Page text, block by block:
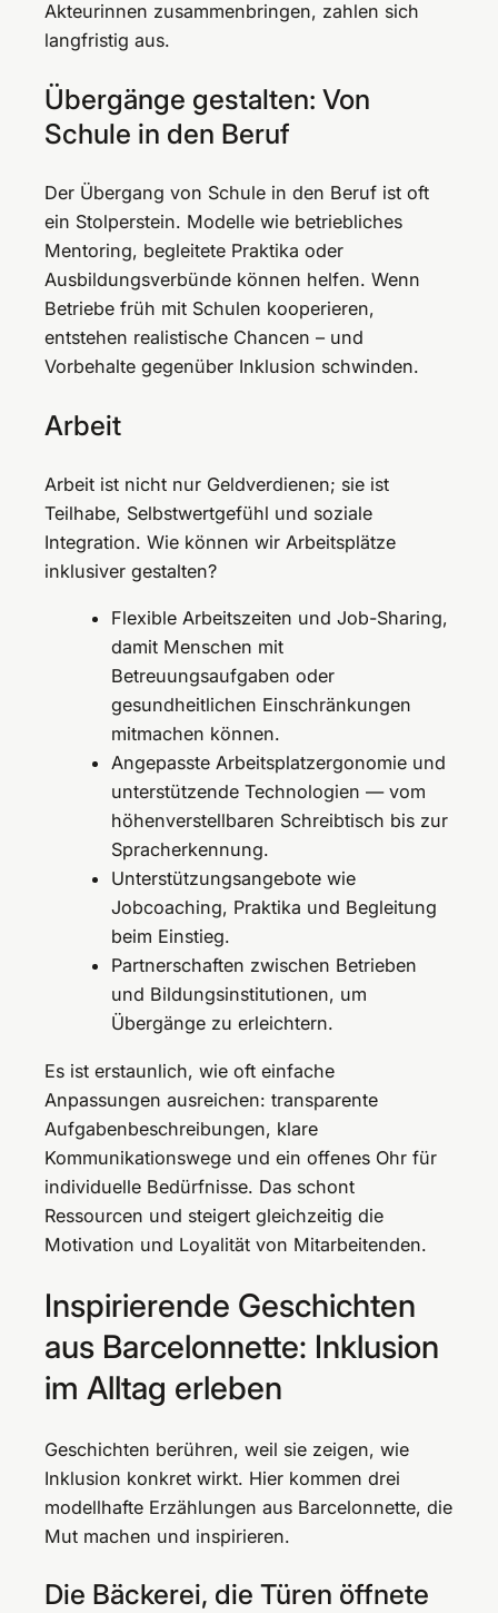
Akteurinnen zusammenbringen, zahlen sich
langfristig aus.
Übergänge gestalten: Von
Schule in den Beruf
Der Übergang von Schule in den Beruf ist oft
ein Stolperstein. Modelle wie betriebliches
Mentoring, begleitete Praktika oder
Ausbildungsverbünde können helfen. Wenn
Betriebe früh mit Schulen kooperieren,
entstehen realistische Chancen – und
Vorbehalte gegenüber Inklusion schwinden.
Arbeit
Arbeit ist nicht nur Geldverdienen; sie ist
Teilhabe, Selbstwertgefühl und soziale
Integration. Wie können wir Arbeitsplätze
inklusiver gestalten?
Flexible Arbeitszeiten und Job-Sharing,
damit Menschen mit
Betreuungsaufgaben oder
gesundheitlichen Einschränkungen
mitmachen können.
Angepasste Arbeitsplatzergonomie und
unterstützende Technologien — vom
höhenverstellbaren Schreibtisch bis zur
Spracherkennung.
Unterstützungsangebote wie
Jobcoaching, Praktika und Begleitung
beim Einstieg.
Partnerschaften zwischen Betrieben
und Bildungsinstitutionen, um
Übergänge zu erleichtern.
Es ist erstaunlich, wie oft einfache
Anpassungen ausreichen: transparente
Aufgabenbeschreibungen, klare
Kommunikationswege und ein offenes Ohr für
individuelle Bedürfnisse. Das schont
Ressourcen und steigert gleichzeitig die
Motivation und Loyalität von Mitarbeitenden.
Inspirierende Geschichten
aus Barcelonnette: Inklusion
im Alltag erleben
Geschichten berühren, weil sie zeigen, wie
Inklusion konkret wirkt. Hier kommen drei
modellhafte Erzählungen aus Barcelonnette, die
Mut machen und inspirieren.
Die Bäckerei, die Türen öffnete